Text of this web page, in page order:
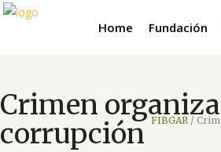
Home Fundación
Crimen
corrupción FIBGAR /